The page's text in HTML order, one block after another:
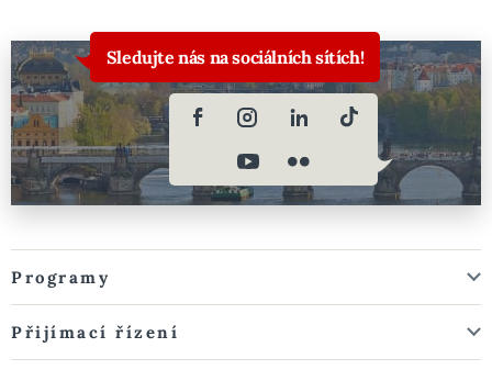
Sledujte nás na sociálních sítích!
Programy
Přijímací řízení